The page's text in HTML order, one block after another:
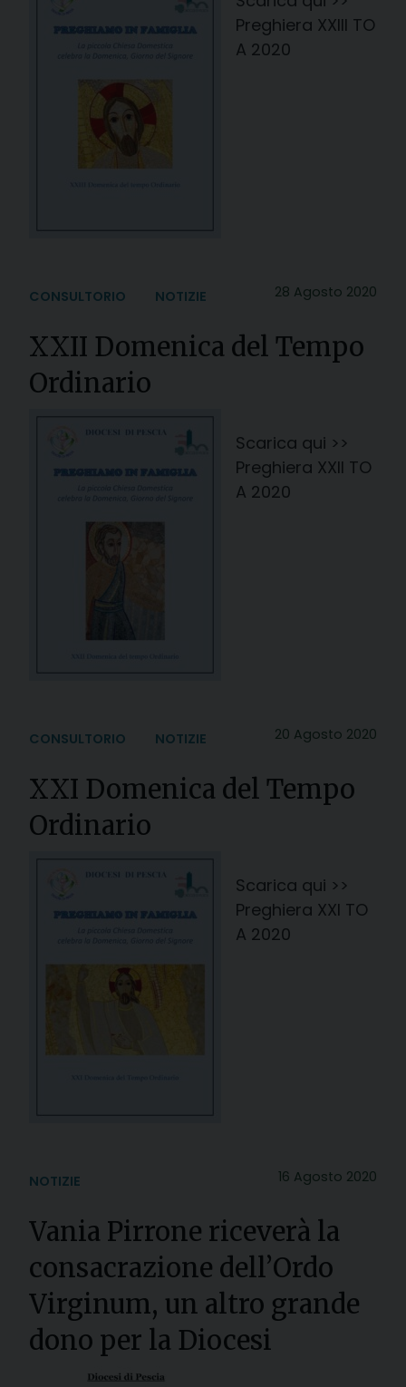
Preghiera XXIII TO
A 2020
28 Agosto 2020
CONSULTORIO NOTIZIE
XXII Domenica del Tempo
Ordinario
Scarica qui >>
Preghiera XXII TO
A 2020
20 Agosto 2020
CONSULTORIO NOTIZIE
XXI Domenica del Tempo
Ordinario
Scarica qui >>
Preghiera XXI TO
A 2020
16 Agosto 2020
NOTIZIE
Vania Pirrone riceverà la
consacrazione dell’Ordo
Virginum, un altro grande
dono per la Diocesi